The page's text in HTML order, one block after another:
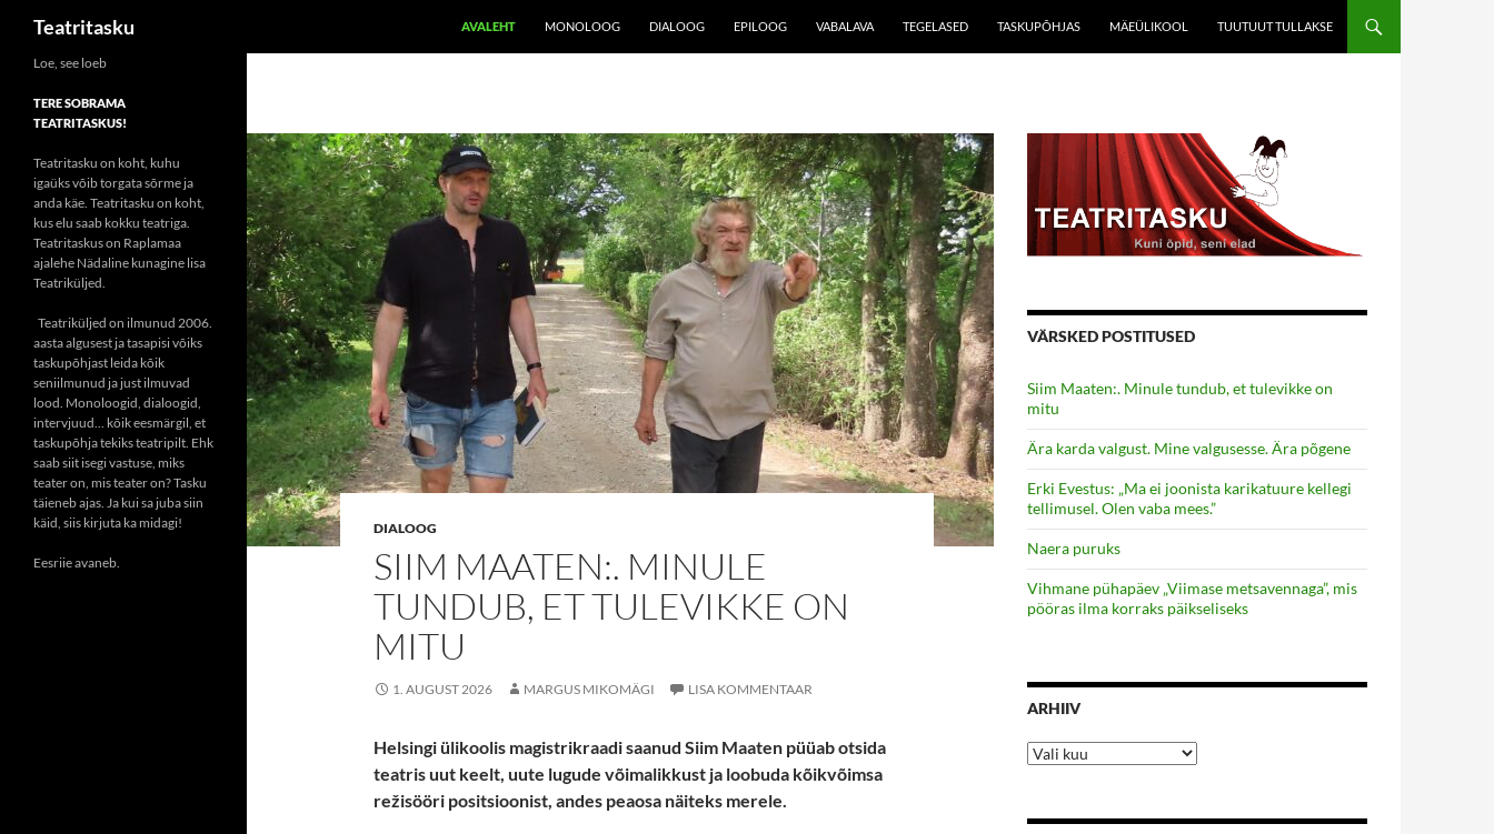
Liigu
juurde
Teatritasku AVALEHT MONOLOOG DIALOOG EPILOOG VABALAVA TEGELASED TASKUPÕHJAS MÄEÜLIKOOL TUUTUUT TULLAKSE
DIALOOG
SIIM MAATEN:. MINULE
TUNDUB, ET TULEVIKKE ON
MITU
1. AUGUST 2026 MARGUS MIKOMÄGI LISA KOMMENTAAR
Helsingi ülikoolis magistrikraadi saanud Siim Maaten püüab otsida
teatris uut keelt, uute lugude võimalikkust ja loobuda kõikvõimsa
režisööri positsioonist, andes peaosa näiteks merele.
VÄRSKED POSTITUSED
Siim Maaten:. Minule tundub, et tulevikke on
mitu
Ära karda valgust. Mine valgusesse. Ära põgene
Erki Evestus: „Ma ei joonista karikatuure kellegi
tellimusel. Olen vaba mees.”
Naera puruks
Vihmane pühapäev „Viimase metsavennaga”, mis
pööras ilma korraks päikseliseks
ARHIIV
Arhiiv
Loe, see loeb
TERE SOBRAMA
TEATRITASKUS!
Teatritasku on koht, kuhu
igaüks võib torgata sõrme ja
anda käe. Teatritasku on koht,
kus elu saab kokku teatriga.
Teatritaskus on Raplamaa
ajalehe Nädaline kunagine lisa
Teatriküljed.
Teatriküljed on ilmunud 2006.
aasta algusest ja tasapisi võiks
taskupõhjast leida kõik
seniilmunud ja just ilmuvad
lood. Monoloogid, dialoogid,
intervjuud... kõik eesmärgil, et
taskupõhja tekiks teatripilt. Ehk
saab siit isegi vastuse, miks
teater on, mis teater on? Tasku
täieneb ajas. Ja kui sa juba siin
käid, siis kirjuta ka midagi!
Eesriie avaneb.